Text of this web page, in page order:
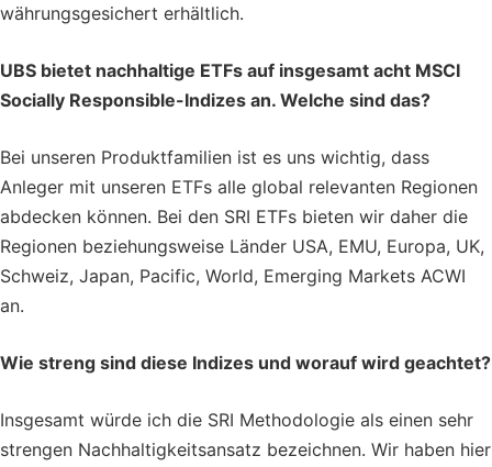
währungsgesichert erhältlich.
UBS bietet nachhaltige ETFs auf insgesamt acht MSCI
Socially Responsible-Indizes an. Welche sind das?
Bei unseren Produktfamilien ist es uns wichtig, dass
Anleger mit unseren ETFs alle global relevanten Regionen
abdecken können. Bei den SRI ETFs bieten wir daher die
Regionen beziehungsweise Länder USA, EMU, Europa, UK,
Schweiz, Japan, Pacific, World, Emerging Markets ACWI
an.
Wie streng sind diese Indizes und worauf wird geachtet?
Insgesamt würde ich die SRI Methodologie als einen sehr
strengen Nachhaltigkeitsansatz bezeichnen. Wir haben hier